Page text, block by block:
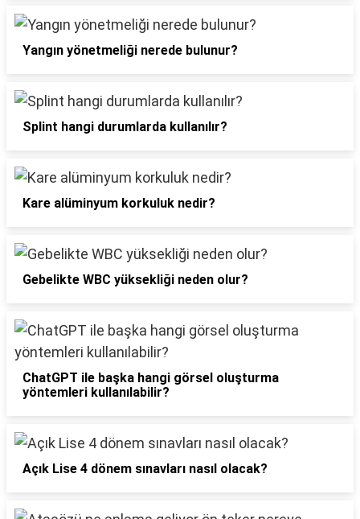
Yangın yönetmeliği nerede bulunur?
Splint hangi durumlarda kullanılır?
Kare alüminyum korkuluk nedir?
Gebelikte WBC yüksekliği neden olur?
ChatGPT ile başka hangi görsel oluşturma
yöntemleri kullanılabilir?
Açık Lise 4 dönem sınavları nasıl olacak?